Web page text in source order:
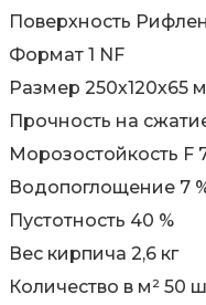
Поверхность
Формат 1 NF
Размер 250х120х65
Прочность на
Морозостойкость F
Водопоглощение 7
Пустотность 40 %
Вес кирпича 2,6 кг
Количество в м² 50